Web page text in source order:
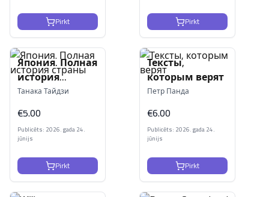
Pirkt Pirkt
Япония. Полная
история
страны
Танака Тайдзи
€5.00
Publicēts: 2026. gada 24.
jūnijs
Pirkt
Тексты,
которым верят
Петр Панда
€6.00
Publicēts: 2026. gada 24.
jūnijs
Pirkt